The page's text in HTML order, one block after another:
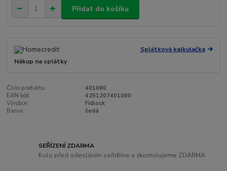
Přidat do košíku
Splátková kalkulačka
Nákup na splátky
Číslo produktu:
401060
EAN kód:
4251207401060
Výrobce:
Fidlock
Barva:
šedá
SEŘÍZENÍ ZDARMA
Kolo před odesláním seřídíme a zkontolujeme ZDARMA